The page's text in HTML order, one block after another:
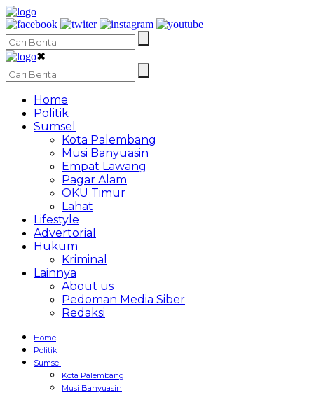
✖
Home
Politik
Sumsel
Kota Palembang
Musi Banyuasin
Empat Lawang
Pagar Alam
OKU Timur
Lahat
Lifestyle
Advertorial
Hukum
Kriminal
Lainnya
About us
Pedoman Media Siber
Redaksi
Home
Politik
Sumsel
Kota Palembang
Musi Banyuasin